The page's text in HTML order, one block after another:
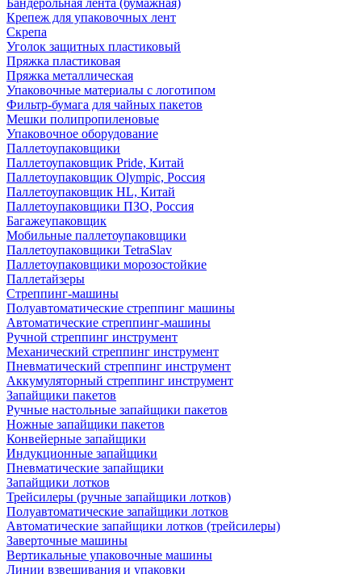
Бандерольная лента (бумажная)
Крепеж для упаковочных лент
Скрепа
Уголок защитных пластиковый
Пряжка пластиковая
Пряжка металлическая
Упаковочные материалы с логотипом
Фильтр-бумага для чайных пакетов
Мешки полипропиленовые
Упаковочное оборудование
Паллетоупаковщики
Паллетоупаковщик Pride, Китай
Паллетоупаковщик Olympic, Россия
Паллетоупаковщик HL, Китай
Паллетоупаковщики ПЗО, Россия
Багажеупаковщик
Мобильные паллетоупаковщики
Паллетоупаковщики TetraSlav
Паллетоупаковщики морозостойкие
Паллетайзеры
Стреппинг-машины
Полуавтоматические стреппинг машины
Автоматические стреппинг-машины
Ручной стреппинг инструмент
Механический стреппинг инструмент
Пневматический стреппинг инструмент
Аккумуляторный стреппинг инструмент
Запайщики пакетов
Ручные настольные запайщики пакетов
Ножные запайщики пакетов
Конвейерные запайщики
Индукционные запайщики
Пневматические запайщики
Запайщики лотков
Трейсилеры (ручные запайщики лотков)
Полуавтоматические запайщики лотков
Автоматические запайщики лотков (трейсилеры)
Заверточные машины
Вертикальные упаковочные машины
Линии взвешивания и упаковки